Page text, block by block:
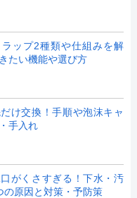
ップ2種類や仕組みを解
たい機能や選び方
け交換！手順や泡沫キャ
手入れ
がくさすぎる！下水・汚
の原因と対策・予防策